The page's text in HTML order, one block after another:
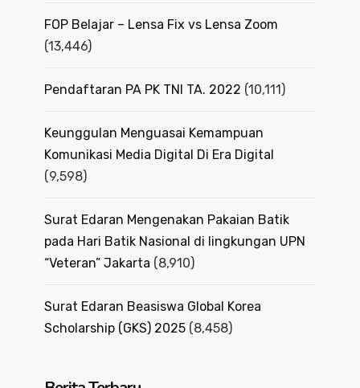
FOP Belajar – Lensa Fix vs Lensa Zoom
(13,446)
Pendaftaran PA PK TNI TA. 2022 (10,111)
Keunggulan Menguasai Kemampuan
Komunikasi Media Digital Di Era Digital
(9,598)
Surat Edaran Mengenakan Pakaian Batik
pada Hari Batik Nasional di lingkungan UPN
“Veteran” Jakarta (8,910)
Surat Edaran Beasiswa Global Korea
Scholarship (GKS) 2025 (8,458)